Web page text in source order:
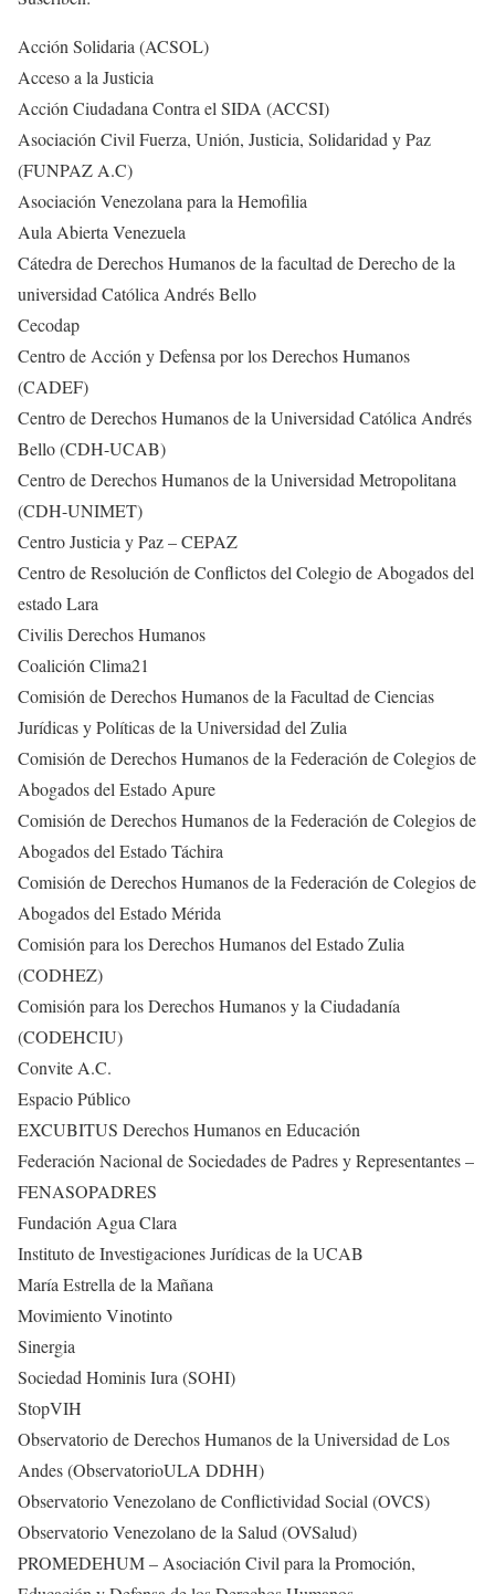
Acción Solidaria (ACSOL)
Acceso a la Justicia
Acción Ciudadana Contra el SIDA (ACCSI)
Asociación Civil Fuerza, Unión, Justicia, Solidaridad y Paz
(FUNPAZ A.C)
Asociación Venezolana para la Hemofilia
Aula Abierta Venezuela
Cátedra de Derechos Humanos de la facultad de Derecho de la
universidad Católica Andrés Bello
Cecodap
Centro de Acción y Defensa por los Derechos Humanos
(CADEF)
Centro de Derechos Humanos de la Universidad Católica Andrés
Bello (CDH-UCAB)
Centro de Derechos Humanos de la Universidad Metropolitana
(CDH-UNIMET)
Centro Justicia y Paz – CEPAZ
Centro de Resolución de Conflictos del Colegio de Abogados del
estado Lara
Civilis Derechos Humanos
Coalición Clima21
Comisión de Derechos Humanos de la Facultad de Ciencias
Jurídicas y Políticas de la Universidad del Zulia
Comisión de Derechos Humanos de la Federación de Colegios de
Abogados del Estado Apure
Comisión de Derechos Humanos de la Federación de Colegios de
Abogados del Estado Táchira
Comisión de Derechos Humanos de la Federación de Colegios de
Abogados del Estado Mérida
Comisión para los Derechos Humanos del Estado Zulia
(CODHEZ)
Comisión para los Derechos Humanos y la Ciudadanía
(CODEHCIU)
Convite A.C.
Espacio Público
EXCUBITUS Derechos Humanos en Educación
Federación Nacional de Sociedades de Padres y Representantes –
FENASOPADRES
Fundación Agua Clara
Instituto de Investigaciones Jurídicas de la UCAB
María Estrella de la Mañana
Movimiento Vinotinto
Sinergia
Sociedad Hominis Iura (SOHI)
StopVIH
Observatorio de Derechos Humanos de la Universidad de Los
Andes (ObservatorioULA DDHH)
Observatorio Venezolano de Conflictividad Social (OVCS)
Observatorio Venezolano de la Salud (OVSalud)
PROMEDEHUM – Asociación Civil para la Promoción,